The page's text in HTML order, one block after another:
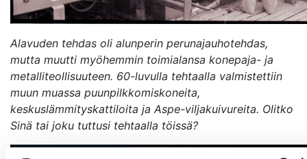
Alavuden tehdas oli alunperin perunajauhotehdas,
mutta muutti myöhemmin toimialansa konepaja- ja
metalliteollisuuteen. 60-luvulla tehtaalla valmistettiin
muun muassa puunpilkkomiskoneita,
keskuslämmityskattiloita ja Aspe-viljakuivureita. Olitko
Sinä tai joku tuttusi tehtaalla töissä?